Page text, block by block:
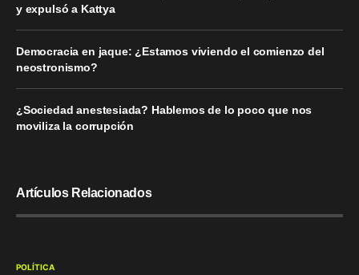
y expulsó a Kattya
Democracia en jaque: ¿Estamos viviendo el comienzo del
neostronismo?
¿Sociedad anestesiada? Hablemos de lo poco que nos
moviliza la corrupción
Artículos Relacionados
POLÍTICA